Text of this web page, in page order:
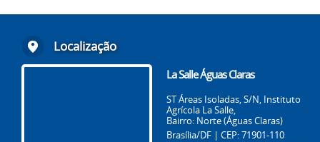
Localização
La Salle Águas Claras
ST Áreas Isoladas, S/N, Instituto
Agrícola La Salle,
Bairro: Norte (Águas Claras)
Brasília/DF | CEP: 71901-110